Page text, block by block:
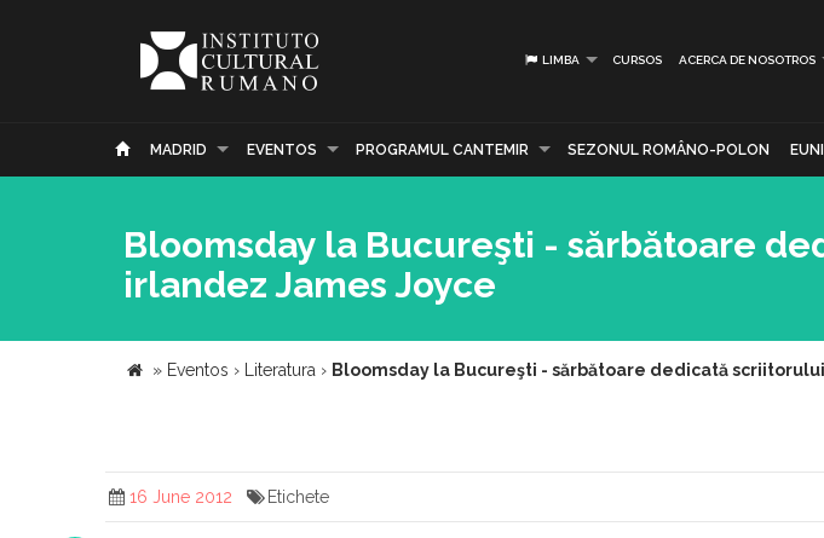
LIMBA CURSOS ACERCA DE NOSOTROS
MADRID EVENTOS PROGRAMUL CANTEMIR SEZONUL ROMÂNO-POLON
Bloomsday la Bucureşti - sărbătoare
irlandez James Joyce
» Eventos › Literatura › Bloomsday la Bucureşti - sărbătoare dedicată
16 June 2012 Etichete